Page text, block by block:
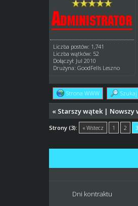
Liczba postów: 1,741
Liczba wątków: 52
Dołączył: Jul 2010
Drużyna: GoodFells Leszno
Strona WWW Szukaj
« Starszy wątek | Nowszy
Strony (3): « Wstecz 1 2 3
Dni kontraktu